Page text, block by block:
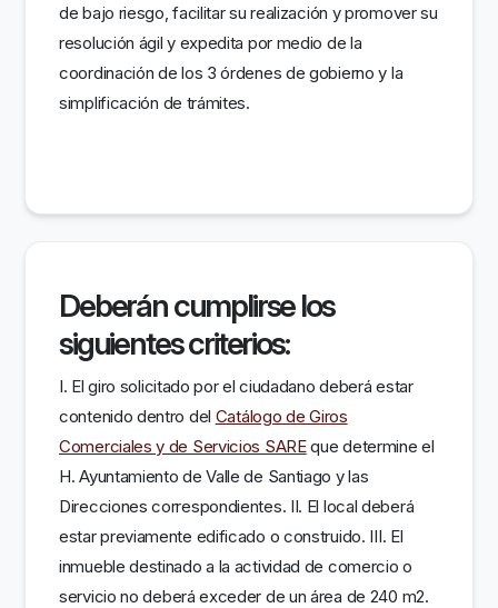
de bajo riesgo, facilitar su realización y promover su
resolución ágil y expedita por medio de la
coordinación de los 3 órdenes de gobierno y la
simplificación de trámites.
Deberán cumplirse los
siguientes criterios:
I. El giro solicitado por el ciudadano deberá estar
contenido dentro del Catálogo de Giros
Comerciales y de Servicios SAREque determine el
H. Ayuntamiento de Valle de Santiago y las
Direcciones correspondientes. II. El local deberá
estar previamente edificado o construido. III. El
inmueble destinado a la actividad de comercio o
servicio no deberá exceder de un área de 240 m2.